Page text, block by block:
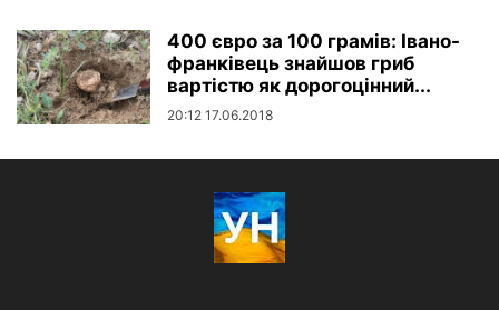
400 євро за 100 грамів: Івано-
франківець знайшов гриб
вартістю як дорогоцінний...
20:12 17.06.2018